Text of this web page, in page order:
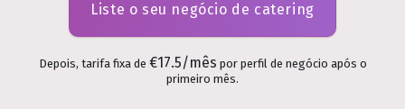
Liste o seu negócio de catering
Depois, tarifa fixa de €17.5/mês por perfil de negócio após o
primeiro mês.